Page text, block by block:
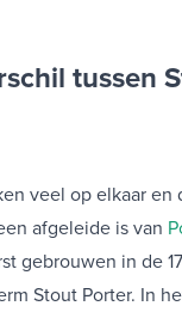
tussen
veel op elkaar en
afgeleide is van
gebrouwen in de
Stout Porter. In